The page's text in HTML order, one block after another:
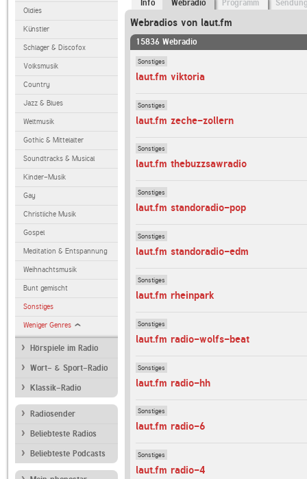
Oldies
Künstler
Schlager & Discofox
Volksmusik
Country
Jazz & Blues
Weltmusik
Gothic & Mittelalter
Soundtracks & Musical
Kinder-Musik
Gay
Christliche Musik
Gospel
Meditation & Entspannung
Weihnachtsmusik
Bunt gemischt
Sonstiges
Weniger Genres
Hörspiele im Radio
Wort- & Sport-Radio
Klassik-Radio
Radiosender
Beliebteste Radios
Beliebteste Podcasts
Info Webradio Programm
Webradios von laut.fm
15836 Webradio
Sonstiges
laut.fm viktoria
Sonstiges
laut.fm zeche-zollern
Sonstiges
laut.fm thebuzzsawradio
Sonstiges
laut.fm standoradio-pop
Sonstiges
laut.fm standoradio-edm
Sonstiges
laut.fm rheinpark
Sonstiges
laut.fm radio-wolfs-beat
Sonstiges
laut.fm radio-hh
Sonstiges
laut.fm radio-6
Sonstiges
laut.fm radio-4